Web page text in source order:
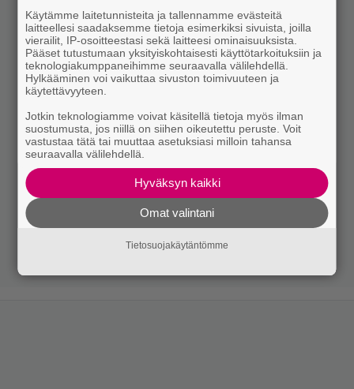
Käytämme laitetunnisteita ja tallennamme evästeitä
laitteellesi saadaksemme tietoja esimerkiksi sivuista, joilla
vierailit, IP-osoitteestasi sekä laitteesi ominaisuuksista.
Pääset tutustumaan yksityiskohtaisesti käyttötarkoituksiin ja
teknologiakumppaneihimme seuraavalla välilehdellä.
Hylkääminen voi vaikuttaa sivuston toimivuuteen ja
käytettävyyteen.
Jotkin teknologiamme voivat käsitellä tietoja myös ilman
suostumusta, jos niillä on siihen oikeutettu peruste. Voit
vastustaa tätä tai muuttaa asetuksiasi milloin tahansa
seuraavalla välilehdellä.
Hyväksyn kaikki
Omat valintani
Tietosuojakäytäntömme